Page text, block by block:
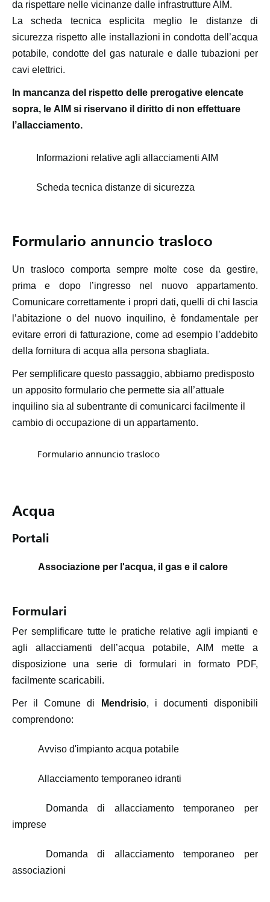
da rispettare nelle vicinanze dalle infrastrutture AIM.
La scheda tecnica esplicita meglio le distanze di
sicurezza rispetto alle installazioni in condotta dell’acqua
potabile, condotte del gas naturale e dalle tubazioni per
cavi elettrici.
In mancanza del rispetto delle prerogative elencate
sopra, le AIM si riservano il diritto di non effettuare
l’allacciamento.
Informazioni relative agli allacciamenti AIM
Scheda tecnica distanze di sicurezza
Formulario annuncio trasloco
Un trasloco comporta sempre molte cose da gestire,
prima e dopo l’ingresso nel nuovo appartamento.
Comunicare correttamente i propri dati, quelli di chi lascia
l’abitazione o del nuovo inquilino, è fondamentale per
evitare errori di fatturazione, come ad esempio l’addebito
della fornitura di acqua alla persona sbagliata.
Per semplificare questo passaggio, abbiamo predisposto
un apposito formulario che permette sia all’attuale
inquilino sia al subentrante di comunicarci facilmente il
cambio di occupazione di un appartamento.
Formulario annuncio trasloco
Acqua
Portali
Associazione per l'acqua, il gas e il calore
Formulari
Per semplificare tutte le pratiche relative agli impianti e
agli allacciamenti dell’acqua potabile, AIM mette a
disposizione una serie di formulari in formato PDF,
facilmente scaricabili.
Per il Comune di Mendrisio, i documenti disponibili
comprendono:
Avviso d'impianto acqua potabile
Allacciamento temporaneo idranti
Domanda di allacciamento temporaneo per
imprese
Domanda di allacciamento temporaneo per
associazioni